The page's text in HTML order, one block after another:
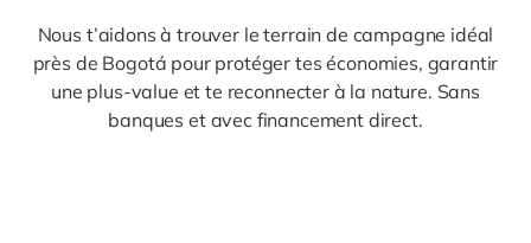
Nous t’aidons à trouver le terrain de campagne idéal
près de Bogotá pour protéger tes économies, garantir
une plus-value et te reconnecter à la nature. Sans
banques et avec financement direct.